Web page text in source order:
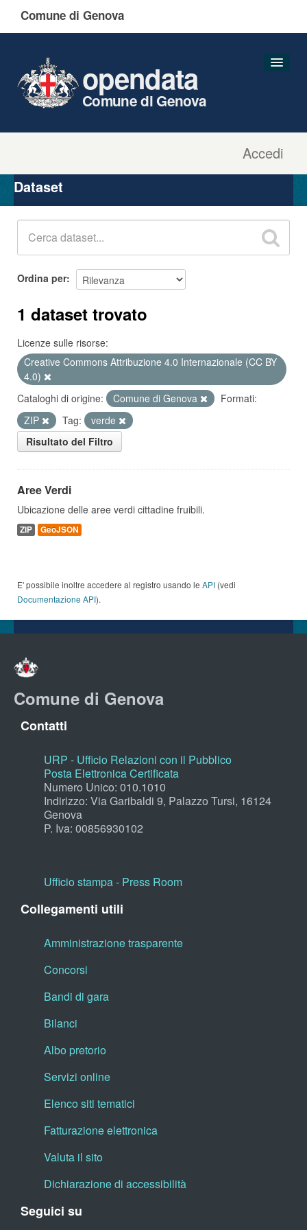
Comune di Genova
Accedi
opendata
Comune di Genova
Organizzazioni
Gruppi
Dataset
Ordina per
1 dataset trovato
Licenze sulle risorse:
Creative Commons Attribuzione 4.0 Internazionale (CC BY
4.0)
Cataloghi di origine:
Comune di Genova
Formati:
ZIP
Tag:
verde
Risultato del Filtro
Aree Verdi
Ubicazione delle aree verdi cittadine fruibili.
ZIP GeoJSON
E' possibile inoltre accedere al registro usando le API (vedi
Documentazione API).
Comune di Genova
Contatti
URP - Ufficio Relazioni con il Pubblico
Posta Elettronica Certificata
Numero Unico: 010.1010
Indirizzo: Via Garibaldi 9, Palazzo Tursi, 16124
Genova
P. Iva: 00856930102
Ufficio stampa - Press Room
Collegamenti utili
Amministrazione trasparente
Concorsi
Bandi di gara
Bilanci
Albo pretorio
Servizi online
Elenco siti tematici
Fatturazione elettronica
Valuta il sito
Dichiarazione di accessibilità
Seguici su